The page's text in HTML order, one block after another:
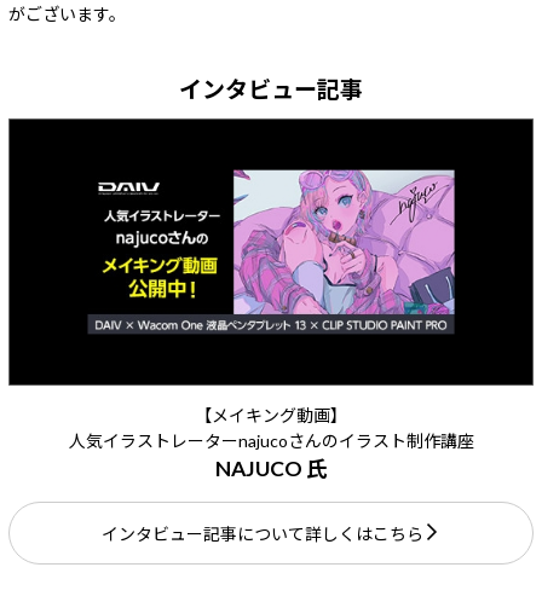
がございます。
インタビュー記事
【メイキング動画】
人気イラストレーターnajucoさんのイラスト制作講座
NAJUCO 氏
インタビュー記事について詳しくはこちら